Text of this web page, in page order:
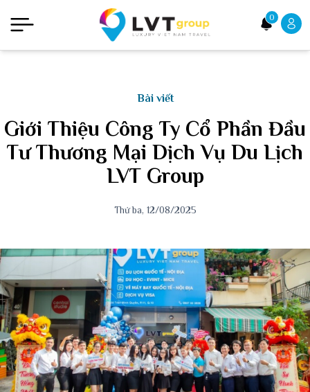
0
Bài viết
Giới Thiệu Công Ty Cổ Phần Đầu
Tư Thương Mại Dịch Vụ Du Lịch
LVT Group
Thứ ba, 12/08/2025